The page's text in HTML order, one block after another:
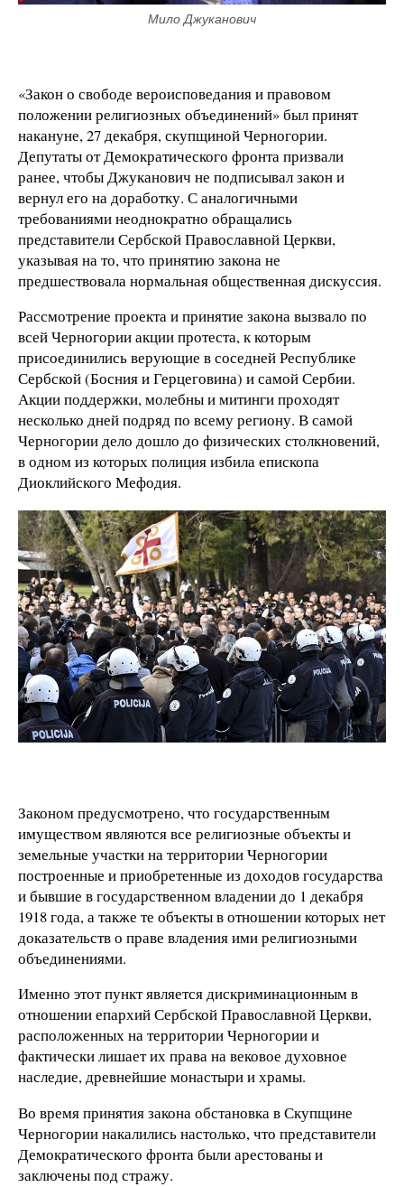
Мило Джуканович
«Закон о свободе вероисповедания и правовом
положении религиозных объединений» был принят
накануне, 27 декабря, скупщиной Черногории.
Депутаты от Демократического фронта призвали
ранее, чтобы Джуканович не подписывал закон и
вернул его на доработку. С аналогичными
требованиями неоднократно обращались
представители Сербской Православной Церкви,
указывая на то, что принятию закона не
предшествовала нормальная общественная дискуссия.
Рассмотрение проекта и принятие закона вызвало по
всей Черногории акции протеста, к которым
присоединились верующие в соседней Республике
Сербской (Босния и Герцеговина) и самой Сербии.
Акции поддержки, молебны и митинги проходят
несколько дней подряд по всему региону. В самой
Черногории дело дошло до физических столкновений,
в одном из которых полиция избила епископа
Диоклийского Мефодия.
Законом предусмотрено, что государственным
имуществом являются все религиозные объекты и
земельные участки на территории Черногории
построенные и приобретенные из доходов государства
и бывшие в государственном владении до 1 декабря
1918 года, а также те объекты в отношении которых нет
доказательств о праве владения ими религиозными
объединениями.
Именно этот пункт является дискриминационным в
отношении епархий Сербской Православной Церкви,
расположенных на территории Черногории и
фактически лишает их права на вековое духовное
наследие, древнейшие монастыри и храмы.
Во время принятия закона обстановка в Скупщине
Черногории накалились настолько, что представители
Демократического фронта были арестованы и
заключены под стражу.